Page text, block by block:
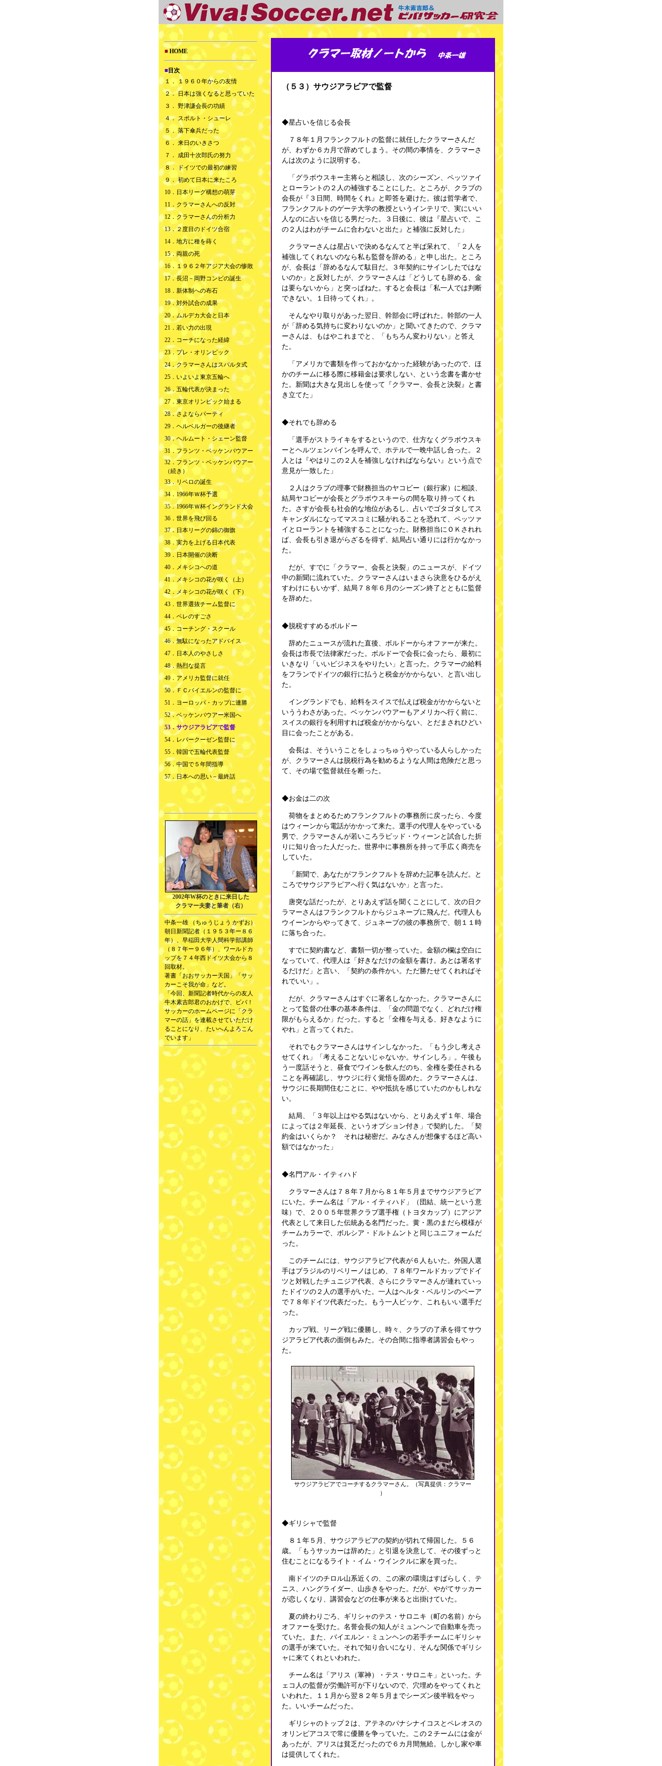
■ HOME
■目次
１．
１９６０年からの友情
２．日本は強くなると思っていた
３． 野津謙会長の功績
４．スポルト・シューレ
５． 落下傘兵だった
６． 来日のいきさつ
７． 成田十次郎氏の努力
８．
ドイツでの最初の練習
９．初めて日本に来たころ
10． 日本リーグ構想の萌芽
11． クラマーさんへの反対
12．クラマーさんの分析力
13．２度目のドイツ合宿
14． 地方に種を蒔く
15．両親の死
16． １９６２年アジア大会の惨敗
17．長沼－岡野コンビの誕生
18． 新体制への布石
19．対外試合の成果
20．ムルデカ大会と日本
21． 若い力の出現
22． コーチになった経緯
23．プレ・オリンピック
24．クラマーさんはスパルタ式
25． いよいよ東京五輪へ
26．五輪代表が決まった
27． 東京オリンピック始まる
28．さよならパーティ
29． ヘルベルガーの後継者
30．ヘルムート・シェーン監督
31． フランツ・ベッケンバウアー
32．フランツ・ベッケンバウアー
（続き）
33． リベロの誕生
34． 1966年Ｗ杯予選
35．1966年Ｗ杯イングランド大会
36． 世界を飛び回る
37． 日本リーグの錦の御旗
38． 実力を上げる日本代表
39． 日本開催の決断
40． メキシコへの道
41．メキシコの花が咲く（上）
42．メキシコの花が咲く（下）
43． 世界選抜チーム監督に
44． ペレのすごさ
45．コーチング・スクール
46．無駄になったアドバイス
47． 日本人のやさしさ
48．熱烈な提言
49． アメリカ監督に就任
50．ＦＣバイエルンの監督に
51． ヨーロッパ・カップに連勝
52．ベッケンバウアー米国へ
53．サウジアラビアで監督
54． レバークーゼン監督に
55．韓国で五輪代表監督
56．中国で５年間指導
57．日本への思い－最終話
2002年W杯のときに来日した
クラマー夫妻と筆者（右）
中条一雄 （ちゅうじょう かずお）
朝日新聞記者（１９５３年ー８６
年）、早稲田大学人間科学部講師
（８７年ー９６年）、ワールドカ
ップを７４年西ドイツ大会から８
回取材。
著書「おおサッカー天国」「サッ
カーこそ我が命」など。
「今回、新聞記者時代からの友人
牛木素吉郎君のおかげで、ビバ！
サッカーのホームページに「クラ
マーの話」を連載させていただけ
ることになり、たいへんよろこん
でいます」
（５３）サウジアラビアで監督
◆星占いを信じる会長
７８年１月フランクフルトの監督に就任したクラマーさんだ
が、わずか６カ月で辞めてしまう。その間の事情を、クラマーさ
んは次のように説明する。
「グラボウスキー主将らと相談し、次のシーズン、ペッツァイ
とローラントの２人の補強することにした。ところが、クラブの
会長が『３日間、時間をくれ』と即答を避けた。彼は哲学者で、
フランクフルトのゲーテ大学の教授というインテリで、実にいい
人なのに占いを信じる男だった。３日後に、彼は『星占いで、こ
の２人はわがチームに合わないと出た』と補強に反対した」
クラマーさんは星占いで決めるなんてと半ば呆れて、「２人を
補強してくれないのなら私も監督を辞める」と申し出た。ところ
が、会長は「辞めるなんて駄目だ。３年契約にサインしたではな
いのか」と反対したが、クラマーさんは「どうしても辞める、金
は要らないから」と突っぱねた。すると会長は「私一人では判断
できない。１日待ってくれ」。
そんなやり取りがあった翌日、幹部会に呼ばれた。幹部の一人
が「辞める気持ちに変わりないのか」と聞いてきたので、クラマ
ーさんは、もはやこれまでと、「もちろん変わりない」と答え
た。
「アメリカで書類を作っておかなかった経験があったので、ほ
かのチームに移る際に移籍金は要求しない、という念書を書かせ
た。新聞は大きな見出しを使って『クラマー、会長と決裂』と書
き立てた」
◆それでも辞める
「選手がストライキをするというので、仕方なくグラボウスキ
ーとヘルツェンバインを呼んで、ホテルで一晩中話し合った。２
人とは『やはりこの２人を補強しなければならない』という点で
意見が一致した」
２人はクラブの理事で財務担当のヤコビー（銀行家）に相談、
結局ヤコビーが会長とグラボウスキーらの間を取り持ってくれ
た。さすが会長も社会的な地位があるし、占いでゴタゴタしてス
キャンダルになってマスコミに騒がれることを恐れて、ペッツァ
イとローラントを補強することになった。財務担当にＯＫされれ
ば、会長も引き退がらざるを得ず、結局占い通りには行かなかっ
た。
だが、すでに「クラマー、会長と決裂」のニュースが、ドイツ
中の新聞に流れていた。クラマーさんはいまさら決意をひるがえ
すわけにもいかず、結局７８年６月のシーズン終了とともに監督
を辞めた。
◆脱税すすめるボルドー
辞めたニュースが流れた直後、ボルドーからオファーが来た。
会長は市長で法律家だった。ボルドーで会長に会ったら、最初に
いきなり「いいビジネスをやりたい」と言った。クラマーの給料
をフランでドイツの銀行に払うと税金がかからない、と言い出し
た。
イングランドでも、給料をスイスで払えば税金がかからないと
いううわさがあった。ベッケンバウアーもアメリカへ行く前に、
スイスの銀行を利用すれば税金がかからない、とだまされひどい
目に会ったことがある。
会長は、そういうことをしょっちゅうやっている人らしかった
が、クラマーさんは脱税行為を勧めるような人間は危険だと思っ
て、その場で監督就任を断った。
◆お金は二の次
荷物をまとめるためフランクフルトの事務所に戻ったら、今度
はウィーンから電話がかかって来た。選手の代理人をやっている
男で、クラマーさんが若いころラピッド・ウィーンと試合した折
りに知り合った人だった。世界中に事務所を持って手広く商売を
していた。
「新聞で、あなたがフランクフルトを辞めた記事を読んだ。と
ころでサウジアラビアへ行く気はないか」と言った。
唐突な話だったが、とりあえず話を聞くことにして、次の日ク
ラマーさんはフランクフルトからジュネーブに飛んだ。代理人も
ウイーンからやってきて、ジュネーブの彼の事務所で、朝１１時
に落ち合った。
すでに契約書など、書類一切が整っていた。金額の欄は空白に
なっていて、代理人は「好きなだけの金額を書け。あとは署名す
るだけだ」と言い、「契約の条件かい。ただ勝たせてくれればそ
れでいい」。
だが、クラマーさんはすぐに署名しなかった。クラマーさんに
とって監督の仕事の基本条件は、「金の問題でなく、どれだけ権
限がもらえるか」だった。すると「全権を与える、好きなように
やれ」と言ってくれた。
それでもクラマーさんはサインしなかった。「もう少し考えさ
せてくれ」「考えることないじゃないか。サインしろ」。午後も
う一度話そうと、昼食でワインを飲んだのち、全権を委任される
ことを再確認し、サウジに行く覚悟を固めた。クラマーさんは、
サウジに長期間住むことに、やや抵抗を感じていたのかもしれな
い。
結局、「３年以上はやる気はないから、とりあえず１年、場合
によっては２年延長、というオプション付き」で契約した。「契
約金はいくらか？ それは秘密だ。みなさんが想像するほど高い
額ではなかった」
◆名門アル・イティハド
クラマーさんは７８年７月から８１年５月までサウジアラビア
にいた。チーム名は「アル・イティハド」（団結、統一という意
味）で、２００５年世界クラブ選手権（トヨタカップ）にアジア
代表として来日した伝統ある名門だった。黄・黒のまだら模様が
チームカラーで、ボルシア・ドルトムントと同じユニフォームだ
った。
このチームには、サウジアラビア代表が６人もいた。外国人選
手はブラジルのリベリーノはじめ、７８年ワールドカップでドイ
ツと対戦したチュニジア代表、さらにクラマーさんが連れていっ
たドイツの２人の選手がいた。一人はヘルタ・ベルリンのベーア
で７８年ドイツ代表だった。もう一人ビッケ、これもいい選手だ
った。
カップ戦、リーグ戦に優勝し、時々、クラブの了承を得てサウ
ジアラビア代表の面倒もみた。その合間に指導者講習会もやっ
た。
サウジアラビアでコーチするクラマーさん。（写真提供：クラマー
）
◆ギリシャで監督
８１年５月、サウジアラビアの契約が切れて帰国した。５６
歳。「もうサッカーは辞めた」と引退を決意して、その後ずっと
住むことになるライト・イム・ウインクルに家を買った。
南ドイツのチロル山系近くの、この家の環境はすばらしく、テ
ニス、ハングライダー、山歩きをやった。だが、やがてサッカー
が恋しくなり、講習会などの仕事が来ると出掛けていた。
夏の終わりごろ、ギリシャのテス・サロニキ（町の名前）から
オファーを受けた。名誉会長の知人がミュンヘンで自動車を売っ
ていた。また、バイエルン・ミュンヘンの若手チームにギリシャ
の選手が来ていた。それで知り合いになり、そんな関係でギリシ
ャに来てくれといわれた。
チーム名は「アリス（軍神）・テス・サロニキ」といった。チ
ェコ人の監督が労働許可が下りないので、穴埋めをやってくれと
いわれた。１１月から翌８２年５月までシーズン後半戦をやっ
た。いいチームだった。
ギリシャのトップ２は、アテネのパナシナイコスとペレオスの
オリンピアコスで常に優勝を争っていた。この２チームには金が
あったが、アリスは貧乏だったので６カ月間無給。しかし家や車
は提供してくれた。